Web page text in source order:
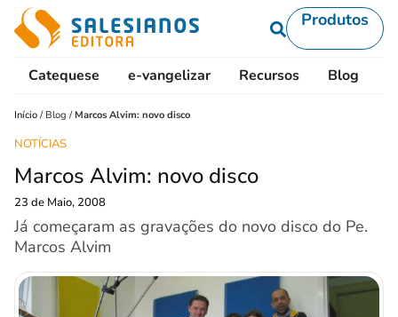
Produtos
Catequese e-vangelizar Recursos Blog
Início / Blog / Marcos Alvim: novo disco
NOTÍCIAS
Marcos Alvim: novo disco
23 de Maio, 2008
Já começaram as gravações do novo disco do Pe.
Marcos Alvim